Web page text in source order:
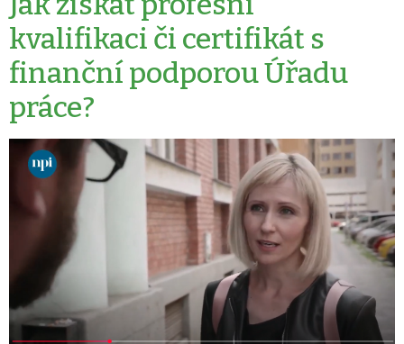
kvalifikaci či certifikát s
finanční podporou Úřadu
práce?